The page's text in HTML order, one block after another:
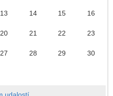
13 14 15 16
20 21 22 23
27 28 29 30